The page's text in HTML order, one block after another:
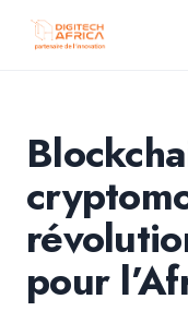
pour